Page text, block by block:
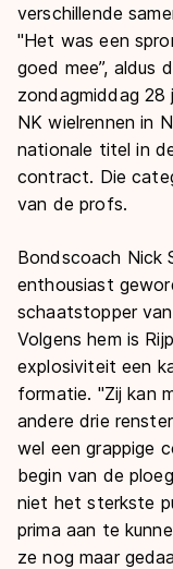
verschillende
"Het was een
goed mee”, aldus
zondagmiddag
NK wielrennen in
nationale titel in
contract. Die
van de profs.
Bondscoach Nick
enthousiast
schaatstopper
Volgens hem is
explosiviteit een
formatie. "Zij kan
andere drie
wel een grappige
begin van de
niet het sterkste
prima aan te
ze nog maar